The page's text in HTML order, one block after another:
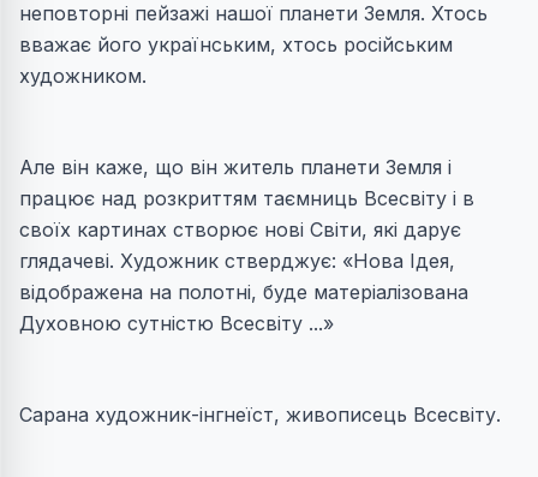
неповторні пейзажі нашої планети Земля. Хтось
вважає його українським, хтось російським
художником.
Але він каже, що він житель планети Земля і
працює над розкриттям таємниць Всесвіту і в
своїх картинах створює нові Світи, які дарує
глядачеві. Художник стверджує: «Нова Ідея,
відображена на полотні, буде матеріалізована
Духовною сутністю Всесвіту ...»
Сарана художник-інгнеїст, живописець Всесвіту.